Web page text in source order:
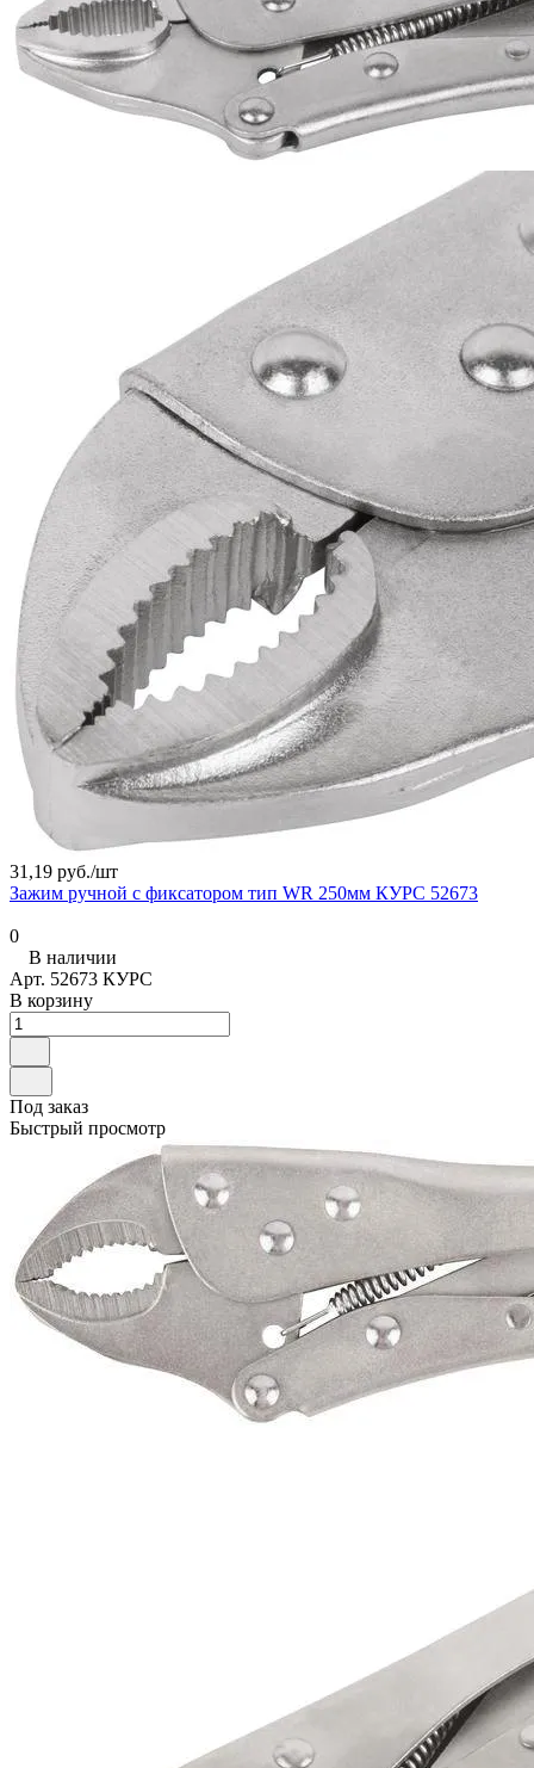
31,19 руб./шт
Зажим ручной с фиксатором тип WR 250мм КУРС 52673
0
В наличии
Арт. 52673 КУРС
В корзину
Под заказ
Быстрый просмотр